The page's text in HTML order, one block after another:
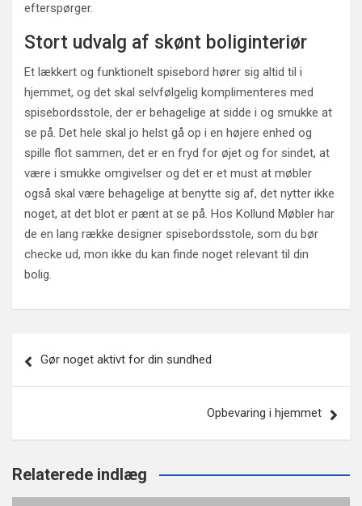
efterspørger.
Stort udvalg af skønt boliginteriør
Et lækkert og funktionelt spisebord hører sig altid til i
hjemmet, og det skal selvfølgelig komplimenteres med
spisebordsstole, der er behagelige at sidde i og smukke at
se på. Det hele skal jo helst gå op i en højere enhed og
spille flot sammen, det er en fryd for øjet og for sindet, at
være i smukke omgivelser og det er et must at møbler
også skal være behagelige at benytte sig af, det nytter ikke
noget, at det blot er pænt at se på. Hos Kollund Møbler har
de en lang række designer spisebordsstole, som du bør
checke ud, mon ikke du kan finde noget relevant til din
bolig.
Gør noget aktivt for din sundhed
Opbevaring i hjemmet
Relaterede indlæg